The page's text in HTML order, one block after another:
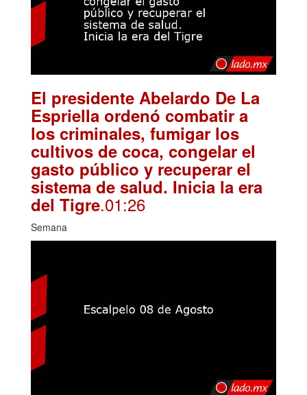
El presidente Abelardo De La
Espriella ordenó combatir a
los criminales, fumigar los
cultivos de coca, congelar el
gasto público y recuperar el
sistema de salud. Inicia la era
del Tigre.01:26
Semana